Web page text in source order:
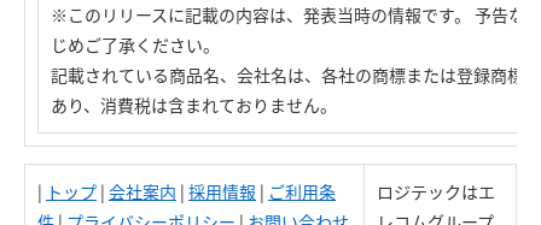
※このリリースに記載の内容は、発表当時の情報です。 予告な
じめご了承ください。
記載されている商品名、会社名は、各社の商標または登録商標
あり、消費税は含まれておりません。
| トップ | 会社案内 | 採用情報 | ご利用条
ロジテックはエ